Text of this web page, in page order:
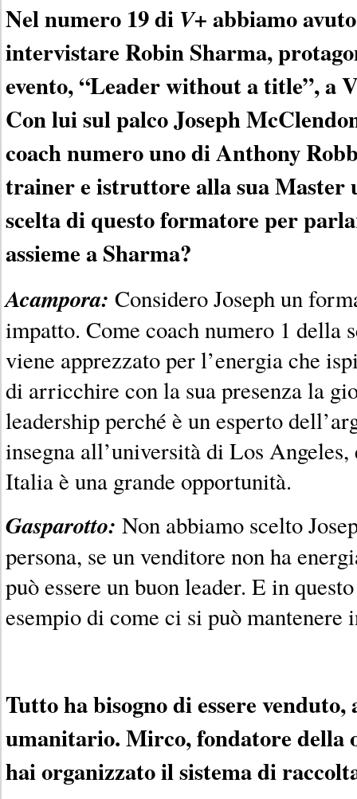
Nel numero 19 di V+ abbiamo
intervistare Robin Sharma,
evento, “Leader without a title”, a
Con lui sul palco Joseph
coach numero uno di Anthony
trainer e istruttore alla sua Master
scelta di questo formatore per
assieme a Sharma?
Acampora: Considero Joseph un
impatto. Come coach numero 1 della
viene apprezzato per l’energia che
di arricchire con la sua presenza la
leadership perché è un esperto
insegna all’università di Los
Italia è una grande opportunità.
Gasparotto: Non abbiamo scelto
persona, se un venditore non ha
può essere un buon leader. E in
esempio di come ci si può
Tutto ha bisogno di essere
umanitario. Mirco, fondatore della
hai organizzato il sistema di